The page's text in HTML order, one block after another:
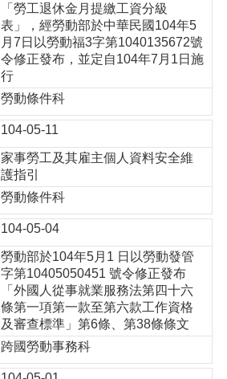
「勞工退休金月提繳工資分級
表」，經勞動部於中華民國104年5
月7日以勞動福3字第1040135672號
令修正發布，並定自104年7月1日施
行
勞動條件科
104-05-11
家事勞工及其雇主個人資料安全維
護指引
勞動條件科
104-05-04
勞動部於104年5月1 日以勞動發管
字第10405050451 號令修正發布
「外國人從事就業服務法第四十六
條第一項第一款至第六款工作資格
及審查標準」第6條、第38條條文
跨國勞動事務科